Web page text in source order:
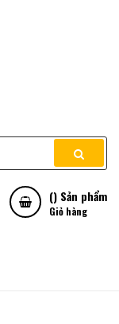
() Sản phẩm
Giỏ hàng